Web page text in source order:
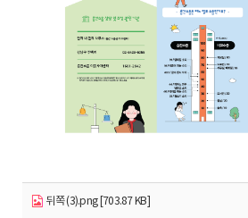
뒤쪽 (3).png [703.87 KB]